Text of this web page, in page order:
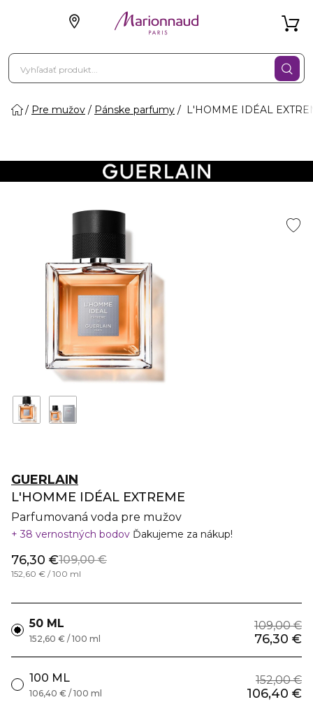
Pre mužov Pánske parfumy L'HOMME IDÉAL
GUERLAIN
L'HOMME IDÉAL EXTREME
Parfumovaná voda pre mužov
38 vernostných bodov Ďakujeme za nákup!
76,30 €109,00 €
152,60 € / 100 ml
50 ML 109,00 €
76,30 €
152,60 € / 100 ml
100 ML 152,00 €
106,40 €
106,40 € / 100 ml